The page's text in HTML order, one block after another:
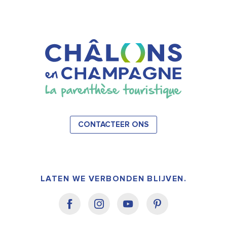
CONTACTEER ONS
LATEN WE VERBONDEN BLIJVEN.